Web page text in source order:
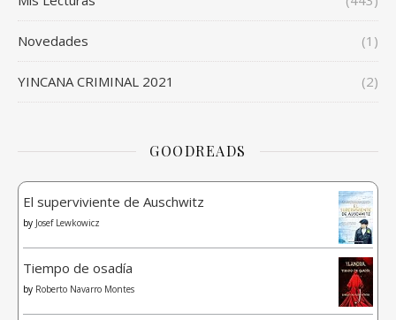
Novedades (1)
YINCANA CRIMINAL 2021 (2)
GOODREADS
El superviviente de Auschwitz
by Josef Lewkowicz
Tiempo de osadía
by Roberto Navarro Montes